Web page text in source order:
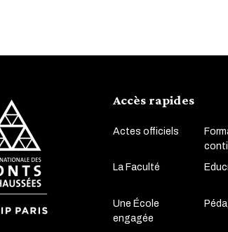
Accès rapides
Actes officiels
La Faculté
Une École
engagée